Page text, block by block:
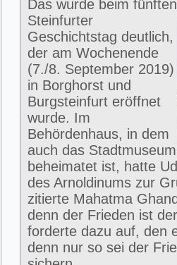
Das wurde beim fünften
Steinfurter
Geschichtstag deutlich,
der am Wochenende
(7./8. September 2019)
in Borghorst und
Burgsteinfurt eröffnet
wurde. Im
Behördenhaus, in dem
auch das Stadtmuseum
beheimatet ist, hatte
des Arnoldinums zur
zitierte Mahatma
denn der Frieden ist
forderte dazu auf, den
denn nur so sei der